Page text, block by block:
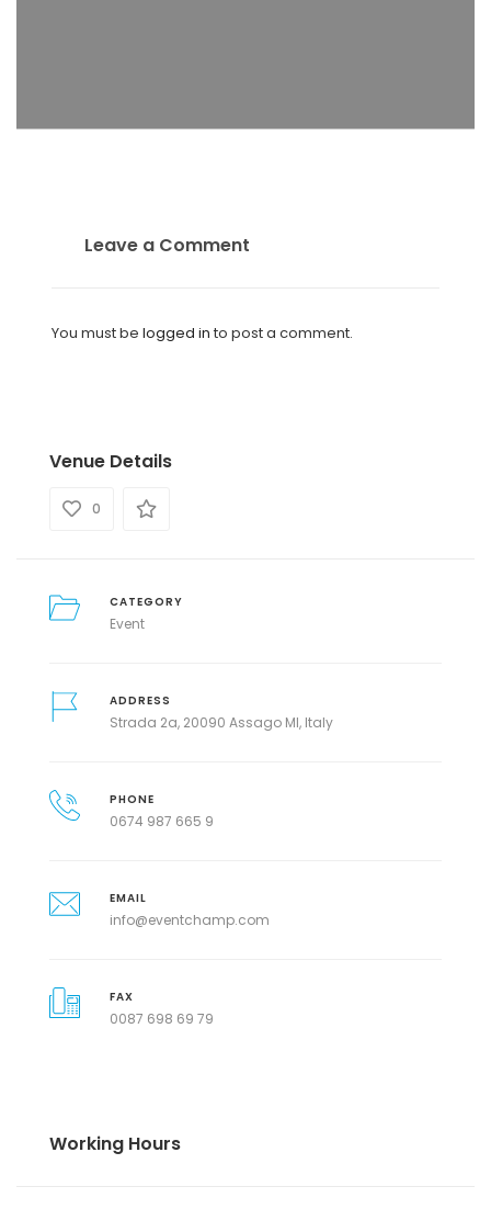
Leave a Comment
You must be logged in to post a comment.
Venue Details
0
CATEGORY
Event
ADDRESS
Strada 2a, 20090 Assago MI, Italy
PHONE
0674 987 665 9
EMAIL
info@eventchamp.com
FAX
0087 698 69 79
Working Hours